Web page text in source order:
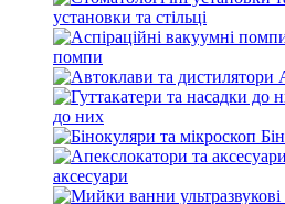
установки та стільці
помпи
до них
аксесуари